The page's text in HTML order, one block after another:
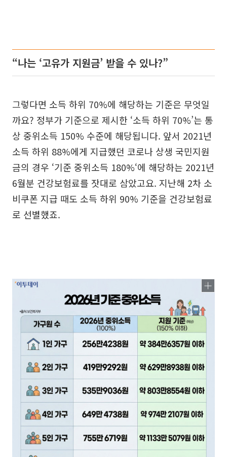
“나는 ‘고유가 지원금’ 받을 수 있나?”
그렇다면 소득 하위 70%에 해당하는 기준은 무엇일
까요? 정부가 기준으로 제시한 ‘소득 하위 70%’는 통
상 중위소득 150% 수준에 해당됩니다. 앞서 2021년
소득 하위 88%에게 지급했던 코로나 상생 국민지원
금의 경우 ‘기준 중위소득 180%‘에 해당하는 2021년
6월분 건강보험료를 잣대로 삼았고요. 지난해 2차 소
비쿠폰 지급 때도 소득 하위 90% 기준을 건강보험료
로 선별했죠.